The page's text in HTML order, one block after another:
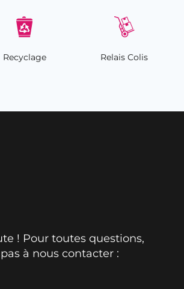
Recyclage Relais Colis
! Pour toutes questions,
à nous contacter :